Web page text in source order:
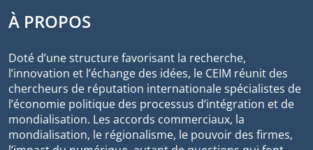
À PROPOS
Doté d’une structure favorisant la recherche,
l’innovation et l’échange des idées, le CEIM réunit des
chercheurs de réputation internationale spécialistes de
l’économie politique des processus d’intégration et de
mondialisation. Les accords commerciaux, la
mondialisation, le régionalisme, le pouvoir des firmes,